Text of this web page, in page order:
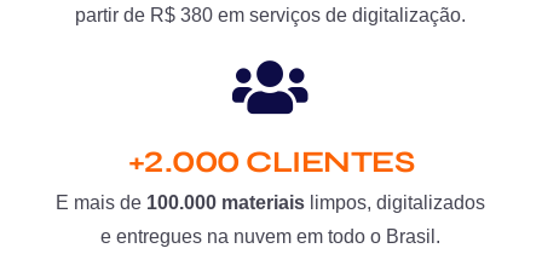
partir de R$ 380 em serviços de digitalização.
+2.000 CLIENTES
E mais de 100.000 materiais limpos, digitalizados
e entregues na nuvem em todo o Brasil.